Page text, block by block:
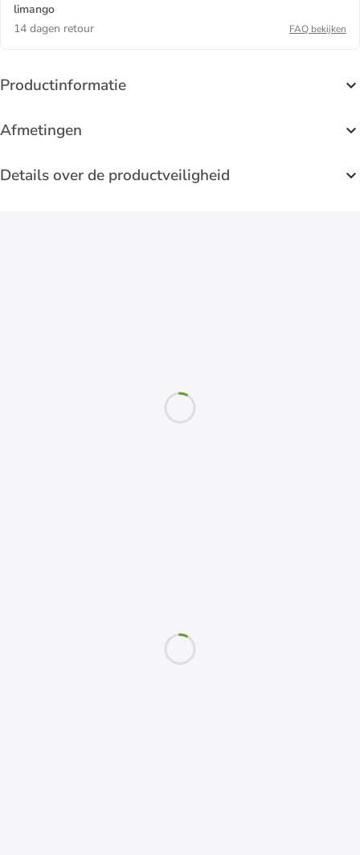
limango
14 dagen retour
FAQ bekijken
Productinformatie
Afmetingen
Details over de productveiligheid